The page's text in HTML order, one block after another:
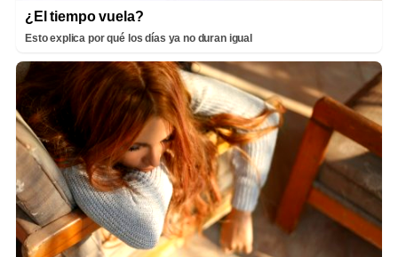
¿El tiempo vuela?
Esto explica por qué los días ya no duran igual